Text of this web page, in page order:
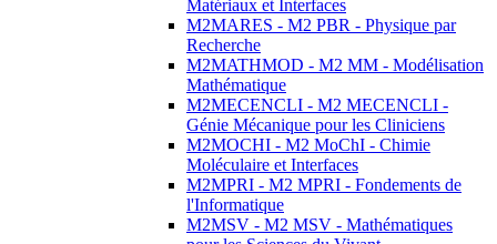
Matériaux et Interfaces
M2MARES - M2 PBR - Physique par
Recherche
M2MATHMOD - M2 MM - Modélisation
Mathématique
M2MECENCLI - M2 MECENCLI -
Génie Mécanique pour les Cliniciens
M2MOCHI - M2 MoChI - Chimie
Moléculaire et Interfaces
M2MPRI - M2 MPRI - Fondements de
l'Informatique
M2MSV - M2 MSV - Mathématiques